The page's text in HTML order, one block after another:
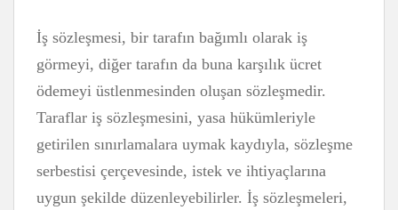
İş sözleşmesi, bir tarafın bağımlı olarak iş
görmeyi, diğer tarafın da buna karşılık ücret
ödemeyi üstlenmesinden oluşan sözleşmedir.
Taraflar iş sözleşmesini, yasa hükümleriyle
getirilen sınırlamalara uymak kaydıyla, sözleşme
serbestisi çerçevesinde, istek ve ihtiyaçlarına
uygun şekilde düzenleyebilirler. İş sözleşmeleri,